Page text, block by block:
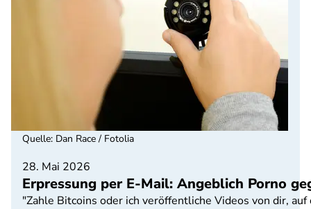
28. Mai 2026
Erpressung per E-Mail: Angeblich Porno
"Zahle Bitcoins oder ich veröffentliche Videos von dir,
Quelle: Dan Race / Fotolia